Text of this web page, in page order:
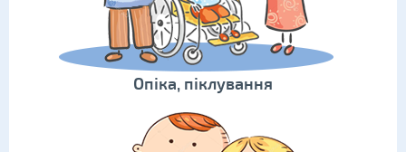
Опіка, піклування